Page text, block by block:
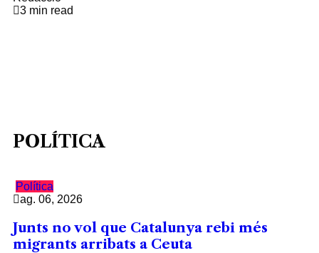
3 min read
POLÍTICA
Política
ag. 06, 2026
Junts no vol que Catalunya rebi més
migrants arribats a Ceuta